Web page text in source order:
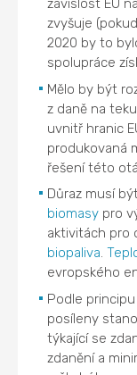
závislost EU
zvyšuje
2020 by to
spolupráce
Mělo by být
z daně na
uvnitř hranic
produkovaná
řešení této
Důraz musí
biomasy pro
aktivitách pro
biopaliva.
evropského
Podle
posíleny
týkající se
zdanění a